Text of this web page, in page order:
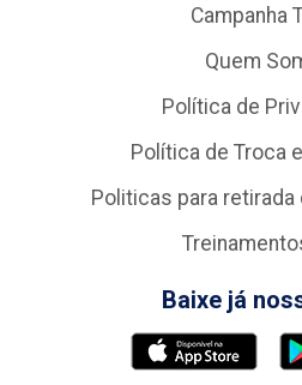
Campanha
Quem
Política de
Política de Troca
Politicas para
Baixe já